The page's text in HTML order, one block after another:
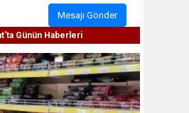
Mesajı Gönder
Günün Haberleri